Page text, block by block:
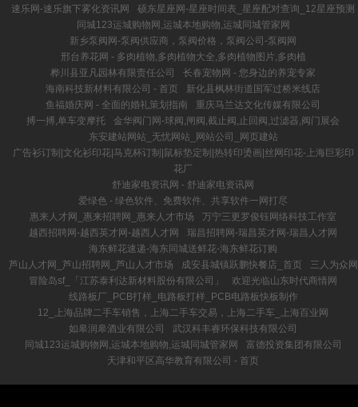
速乐网-速乐旗下雾化资讯网
硕东星座网-星座时间表_星座配对查询_12星座预测
同城123运城购物网,运城本地购物,运城同城管家网
新乡泵阀网-泵阀供应商，泵阀价格，泵阀公司-泵阀网
邢台养花网 - 多肉植物,多肉植物大全,多肉植物图片,多肉植
桦川县亚凡园林有限责任公司
长春宠物网 - 您身边的养宠专家
海南科技新材料有限公司 - 首页
新化县枫林街道国军过桥米线店
鱼福婚庆网 - 全面的婚礼策划指南
重庆马兰达文化传媒有限公司
搏一搏,单车变摩托
金华阀门网-球阀,闸阀,截止阀,止回阀,过滤器,阀门展会
东安建站网站_无忧网站_网站公司_网页建站
广告衫订制|文化衫印花|马克杯订制|鼠标垫定制|热转印烫画|丝网印花-上海巨彩印
花厂
舒迪家电资讯网 - 舒迪家电资讯网
爱绿色 - 绿色软件、免费软件、共享软件一网打尽
惠来人才网_惠来招聘网_惠来人才市场
万宁三更罗俊钰网络科技工作室
越西招聘网-越西英才网-越西人才网
瑞昌招聘网-瑞昌英才网-瑞昌人才网
海东鲜花速递-海东同城送鲜花-海东鲜花订购
芦山人才网_芦山招聘网_芦山人才市场
成安县城镇跃鹏快餐店_首页
三人为众网
冒险岛sf_「江苏泰利达新材料股份有限公司」
欢迎光临山东时代商情网
线路板厂_PCB打样_电路板打样_PCB电路板快板制作
12_上海品牌二手车销售，上海二手车交易，上海二手车_上海百业网
如皋润皋酒业有限公司
武汉科丰睿环保科技有限公司
同城123运城购物网,运城本地购物,运城同城管家网
富德投资集团有限公司
天津和平区高华教育有限公司 - 首页